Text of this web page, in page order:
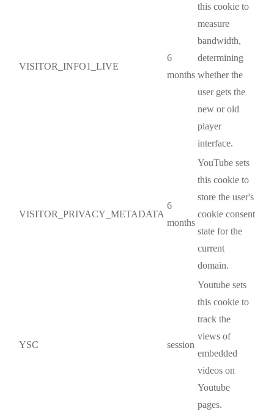
VISITOR_INFO1_LIVE
6
months
this cookie to
measure
bandwidth,
determining
whether the
user gets the
new or old
player
interface.
VISITOR_PRIVACY_METADATA
6
months
YouTube sets
this cookie to
store the user's
cookie consent
state for the
current
domain.
YSC session
Youtube sets
this cookie to
track the
views of
embedded
videos on
Youtube
pages.